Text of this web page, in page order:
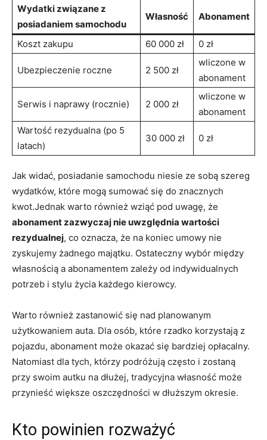
Wydatki związane⁣ z
posiadaniem samochodu
Własność Abonament
Koszt ⁣zakupu 60 000⁤ zł 0 zł
Ubezpieczenie roczne 2 500 zł
wliczone‍ w
abonament
Serwis i naprawy (rocznie) 2 ⁢000 zł
wliczone ⁣w
abonament
Wartość rezydualna (po 5
⁢latach)
30 000 zł 0 zł
Jak ⁣widać, posiadanie samochodu niesie​ ze sobą szereg
wydatków, które mogą sumować się do znacznych
kwot.Jednak warto również ⁣wziąć ⁤pod uwagę, ⁣że
abonament zazwyczaj nie ‍uwzględnia ​wartości‍
rezydualnej, co oznacza, że na ​koniec umowy nie
zyskujemy żadnego majątku. Ostateczny‌ wybór ⁢między
własnością a abonamentem zależy od ​indywidualnych⁤
potrzeb i stylu życia każdego kierowcy.
Warto również⁢ zastanowić się nad planowanym
użytkowaniem auta. Dla ⁤osób, które rzadko korzystają z
⁢pojazdu, abonament może okazać‍ się bardziej opłacalny.
Natomiast dla tych, którzy podróżują często i zostaną
przy⁢ swoim autku‍ na dłużej, tradycyjna własność może
przynieść‌ większe oszczędności ⁤w dłuższym‍ okresie.
Kto powinien rozważyć